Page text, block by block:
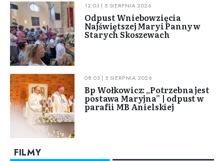
12:03 | 5 SIERPNIA 2026
Odpust Wniebowzięcia
Najświętszej Maryi Panny w
Starych Skoszewach
08:03 | 5 SIERPNIA 2026
Bp Wołkowicz: „Potrzebna jest
postawa Maryjna” | odpust w
parafii MB Anielskiej
FILMY